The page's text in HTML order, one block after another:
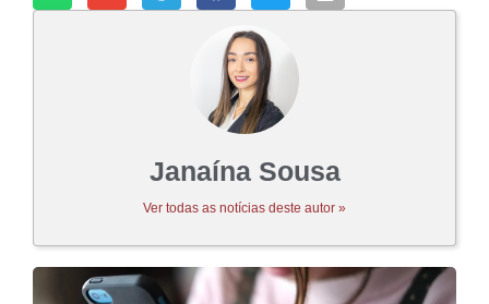
Janaína Sousa
Ver todas as notícias deste autor »